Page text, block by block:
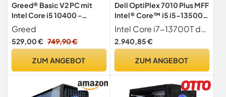
Greed® Basic V2 PC mit
Intel Core i5 10400 -
Schneller Rechner +
Computer für Büro &
Homeoffice mit 4,3 GHZ,
- 256 GB SSD - DVD+RW -
Windows 11 Pro
Greed
529,00 € 749,90 €
ZUM ANGEBOT
Dell OptiPlex 7010 Plus MFF
Intel® Core™ i5 i5-13500T
8 GB DDR5-SDRAM 256 GB
SSD Windows 11 Pro Mini-
PC Schwarz
Intel Core i7-13700T der 13. Generation (30 MB Cache, 16 Cores, 24 Threads, 1,40 GHz bis 4,80 GHz Turbo, 35 W)
2.940,85 €
ZUM ANGEBOT